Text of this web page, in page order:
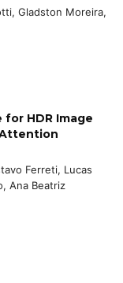
Gladston Moreira,
HDR Image
Attention
Ferreti, Lucas
Ana Beatriz